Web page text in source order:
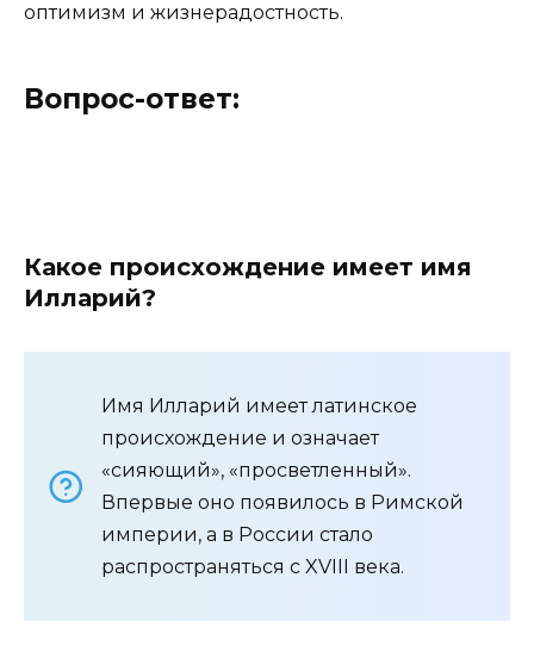
оптимизм и жизнерадостность.
Вопрос-ответ:
Какое происхождение имеет имя
Илларий?
Имя Илларий имеет латинское
происхождение и означает
«сияющий», «просветленный».
Впервые оно появилось в Римской
империи, а в России стало
распространяться с XVIII века.